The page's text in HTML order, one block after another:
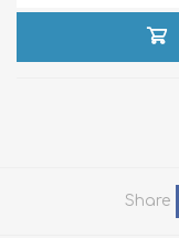
Share